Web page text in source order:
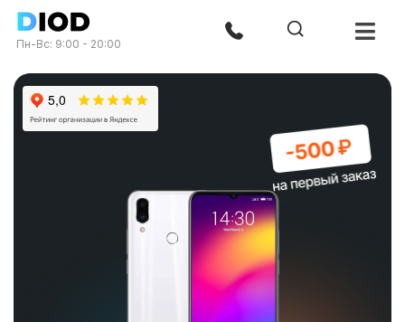
Пн-Вс: 9:00 - 20:00